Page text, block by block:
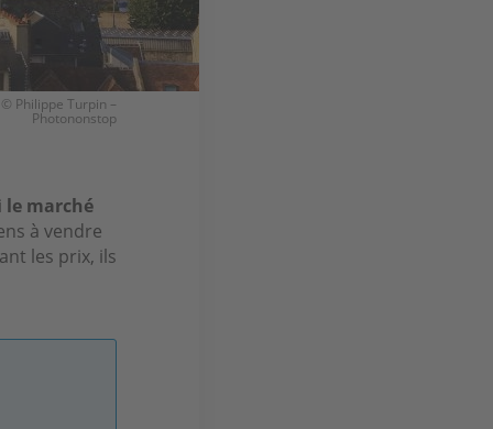
Philippe Turpin –
Photononstop
le marché
à vendre
les prix, ils